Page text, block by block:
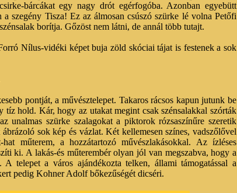
bárcákat egy nagy drót egérfogóba. Azonban egyebütt
szegény Tisza! Ez az álmosan csúszó szürke lé volna Petőfi
borítja. Gőzöst nem látni, de annál több tutajt.
Nílus-vidéki képet buja zöld skóciai tájat is festenek a sok
pontját, a művésztelepet. Takaros rácsos kapun jutunk be
hold. Kár, hogy az utakat megint csak szénsalakkal szórták
unalmas szürke szalagokat a piktorok rózsaszínűre szeretik
sok kép és vázlat. Két kellemesen színes, vadszőlővel
műterem, a hozzátartozó művészlakásokkal. Az ízléses
ki. A lakás-és műterembér olyan jól van megszabva, hogy a
telepet a város ajándékozta telken, állami támogatással a
pedig Kohner Adolf bőkezűségét dicséri.